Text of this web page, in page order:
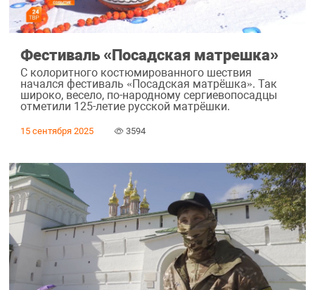
Фестиваль «Посадская матрешка»
С колоритного костюмированного шествия
начался фестиваль «Посадская матрёшка». Так
широко, весело, по-народному сергиевопосадцы
отметили 125-летие русской матрёшки.
15 сентября 2025 3594